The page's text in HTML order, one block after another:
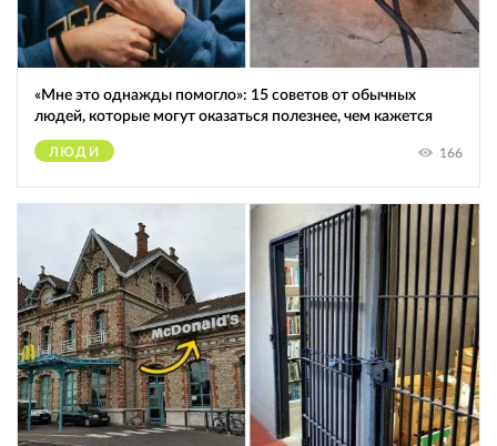
«Мне это однажды помогло»: 15 советов от обычных
людей, которые могут оказаться полезнее, чем кажется
ЛЮДИ 166